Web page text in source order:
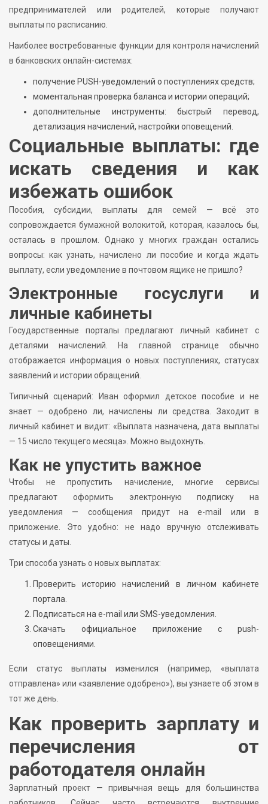
предпринимателей или родителей, которые получают
выплаты по расписанию.
Наиболее востребованные функции для контроля начислений
в банковских онлайн-системах:
получение PUSH-уведомлений о поступлениях средств;
моментальная проверка баланса и истории операций;
дополнительные инструменты: быстрый перевод,
детализация начислений, настройки оповещений.
Социальные выплаты: где
искать сведения и как
избежать ошибок
Пособия, субсидии, выплаты для семей — всё это
сопровождается бумажной волокитой, которая, казалось бы,
осталась в прошлом. Однако у многих граждан остались
вопросы: как узнать, начислено ли пособие и когда ждать
выплату, если уведомление в почтовом ящике не пришло?
Электронные госуслуги и
личные кабинеты
Государственные порталы предлагают личный кабинет с
деталями начислений. На главной странице обычно
отображается информация о новых поступлениях, статусах
заявлений и истории обращений.
Типичный сценарий: Иван оформил детское пособие и не
знает — одобрено ли, начислены ли средства. Заходит в
личный кабинет и видит: «Выплата назначена, дата выплаты
— 15 число текущего месяца». Можно выдохнуть.
Как не упустить важное
Чтобы не пропустить начисление, многие сервисы
предлагают оформить электронную подписку на
уведомления — сообщения придут на e-mail или в
приложение. Это удобно: не надо вручную отслеживать
статусы и даты.
Три способа узнать о новых выплатах:
Проверить историю начислений в личном кабинете
портала.
Подписаться на e-mail или SMS-уведомления.
Скачать официальное приложение с push-
оповещениями.
Если статус выплаты изменился (например, «выплата
отправлена» или «заявление одобрено»), вы узнаете об этом в
тот же день.
Как проверить зарплату и
перечисления от
работодателя онлайн
Зарплатный проект — привычная вещь для большинства